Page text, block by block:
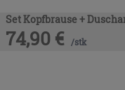
Set Kopfbrause +
74,90 € /stk